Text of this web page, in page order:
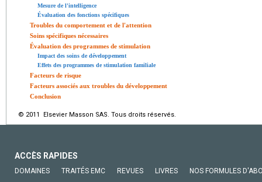
Mesure de l'intelligence
Évaluation des fonctions spécifiques
Troubles du comportement et de l'attention
Soins spécifiques nécessaires
Évaluation des programmes de stimulation
Impact des soins de développement
Effets des programmes de stimulation familiale
Facteurs de risque
Facteurs associés aux troubles du développement
Conclusion
© 2011 Elsevier Masson SAS. Tous droits réservés.
ACCÈS RAPIDES
DOMAINES TRAITÉS EMC REVUES LIVRES NOS FORMULES